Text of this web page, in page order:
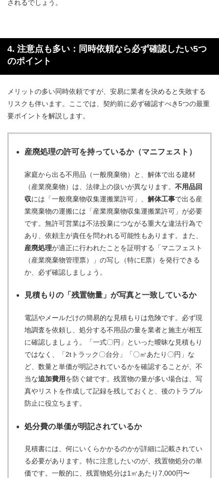
されるでしょう。
4. 注意点も多い：同時依頼なら必ず確認したい5つ
のポイント
メリットの多い同時依頼ですが、安易に業者を決めると失敗する
リスクも伴います。ここでは、契約前に必ず確認すべき5つの最重
要ポイントを解説します。
産廃処理の許可を持っているか（マニフェスト）
家庭から出る不用品（一般廃棄物）と、解体で出る建材
（産業廃棄物）は、法律上の扱いが異なります。 不用品回
収には「一般廃棄物収集運搬業許可」、 解体工事で出る産
業廃棄物の運搬には「産業廃棄物収集運搬業許可」が必要
です。無許可営業は不法投棄につながる重大な違法行為で
あり、依頼主が責任を問われる可能性もあります。また、
産廃処理が適正に行われたことを証明する「マニフェスト
（産業廃棄物管理票）」の写し（特にE票）を発行できる
か、必ず確認しましょう。
見積もりの「残置物量」が写真と一致しているか
電話やメールだけの簡易的な見積もりは危険です。必ず現
地調査を依頼し、処分する不用品の量を業者と施主が相互
に確認しましょう。「一式〇円」といった曖昧な見積もり
ではなく、「2tトラック〇台分」「〇㎥あたり〇円」な
ど、数量と単価が明記されているかを確認することが、不
当な追加費用を防ぐ鍵です。残置物の量が多い場合は、写
真やリストを作成して記録を残しておくと、後のトラブル
防止に役立ちます。
処分費の単価が明記されているか
見積書には、何にいくらかかるのかが詳細に記載されてい
る必要があります。特に注意したいのが、残置物処分の単
価です。一般的に、残置物処分は1㎥あたり7,000円〜